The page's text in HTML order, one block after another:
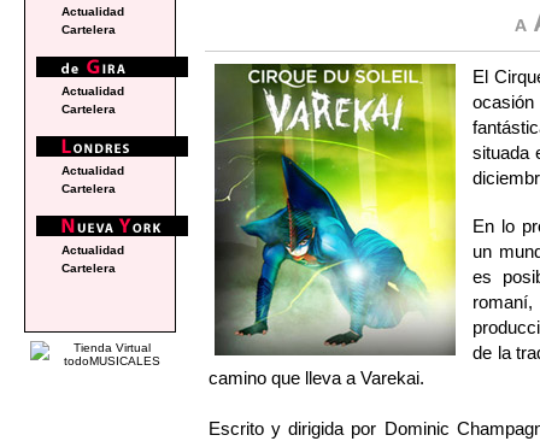
El
ocasión
situada
En lo
un
es
de la
camino que lleva a Varekai.
Escrito y dirigida por Dominic
Actualidad
Cartelera
Actualidad
Cartelera
Actualidad
Cartelera
Actualidad
Cartelera